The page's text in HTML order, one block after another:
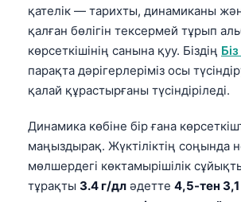
қателік — тарихты, динамиканы
қалған бөлігін тексермей тұрып
көрсеткішінің санына қуу. Біздің
парақта дәрігерлеріміз осы
қалай құрастырғаны түсіндіріледі.
Динамика көбіне бір ғана
маңыздырақ. Жүктіліктің соңында
мөлшердегі көктамырішілік
тұрақты 3.4 г/дл әдетте 4,5-тен 3,1